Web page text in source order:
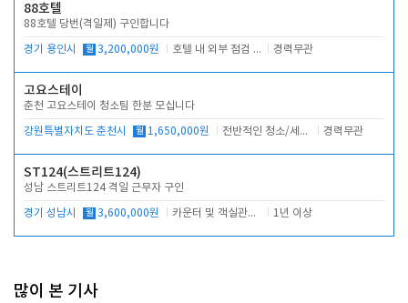
88호텔
88호텔 당번(격일제) 구인합니다
경기 용인시 월 3,200,000원 호텔 내 외부 점검 및 프런트 운영 경력무관
고요스테이
춘천 고요스테이 청소팀 한분 모십니다
강원특별자치도 춘천시 월 1,650,000원 전반적인 청소/세탁업무 경력무관
ST124(스트리트124)
성남 스트리트124 격일 근무자 구인
경기 성남시 월 3,600,000원 카운터 및 객실관리 전반 1년 이상
많이 본 기사